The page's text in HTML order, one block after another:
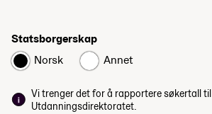
Statsborgerskap
Norsk
Annet
Vi trenger det for å rapportere søkertall til
Utdanningsdirektoratet.